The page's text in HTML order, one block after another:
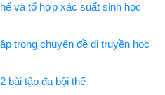
và tổ hợp xác suất sinh học
trong chuyên đề di truyền học
bài tập đa bội thể